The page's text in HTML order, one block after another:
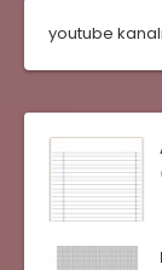
youtube